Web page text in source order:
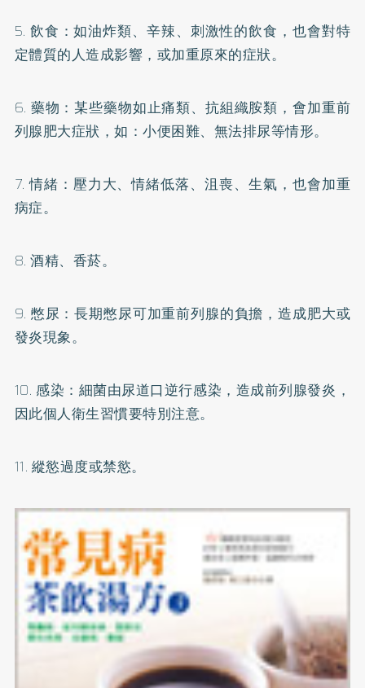
5. 飲食：如油炸類、辛辣、刺激性的飲食，也會對特
定體質的人造成影響，或加重原來的症狀。
6. 藥物：某些藥物如止痛類、抗組織胺類，會加重前
列腺肥大症狀，如：小便困難、無法排尿等情形。
7. 情緒：壓力大、情緒低落、沮喪、生氣，也會加重
病症。
8. 酒精、香菸。
9. 憋尿：長期憋尿可加重前列腺的負擔，造成肥大或
發炎現象。
10. 感染：細菌由尿道口逆行感染，造成前列腺發炎，
因此個人衛生習慣要特別注意。
11. 縱慾過度或禁慾。